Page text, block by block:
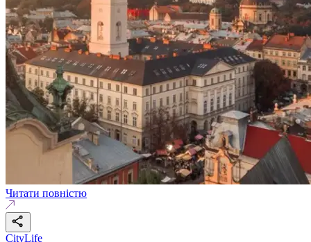
Читати повністю
CityLife